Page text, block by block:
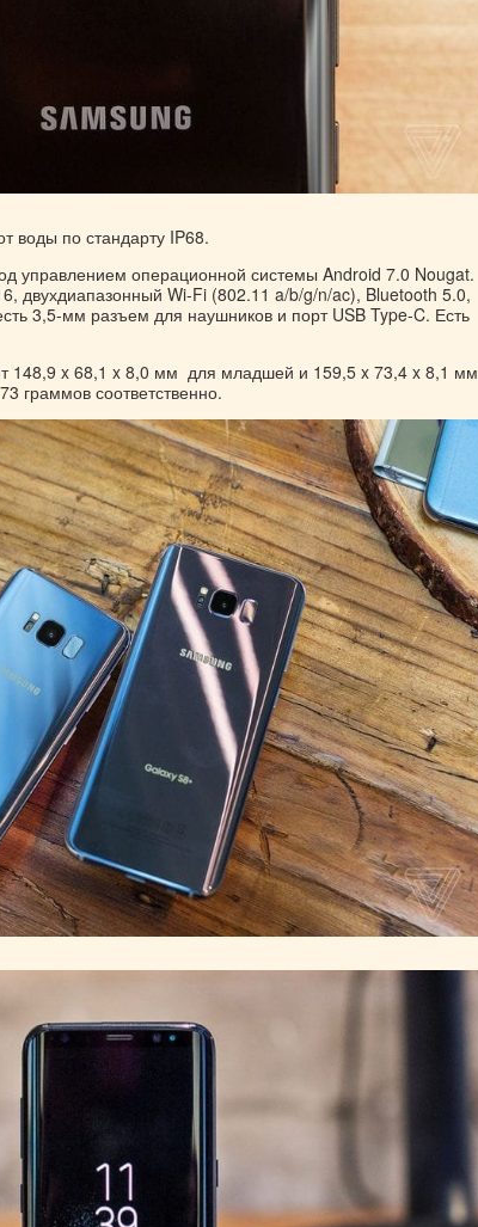
воды по стандарту IP68.
управлением операционной системы Android 7.0 Nougat.
двухдиапазонный Wi-Fi (802.11 a/b/g/n/ac), Bluetooth 5.0,
3,5-мм разъем для наушников и порт USB Type-C. Есть
148,9 x 68,1 x 8,0 мм для младшей и 159,5 x 73,4 x 8,1 мм
граммов соответственно.